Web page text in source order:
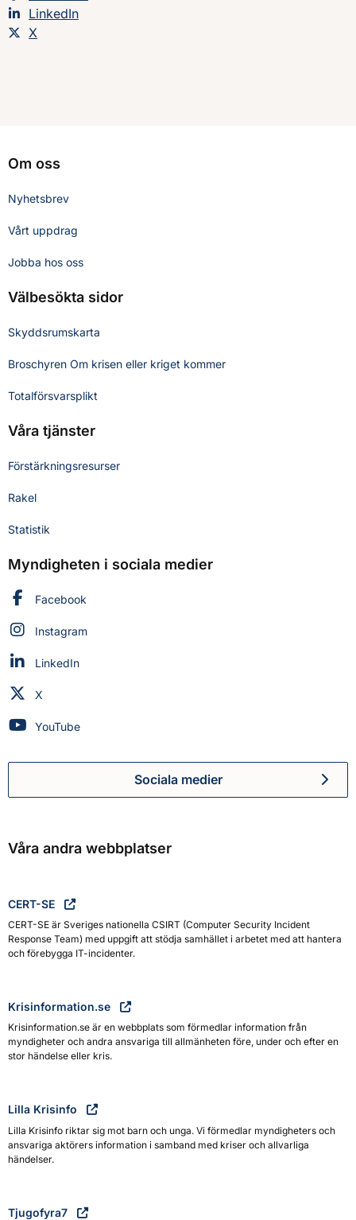
Dela sidan på
LinkedIn
Dela sidan på
X
Om oss
Nyhetsbrev
Vårt uppdrag
Jobba hos oss
Välbesökta sidor
Skyddsrumskarta
Broschyren Om krisen eller kriget kommer
Totalförsvarsplikt
Våra tjänster
Förstärkningsresurser
Rakel
Statistik
Myndigheten i sociala medier
Myndigheten för civilt försvar på
Facebook
Myndigheten för civilt försvar på
Instagram
Myndigheten för civilt försvar på
LinkedIn
Myndigheten för civilt försvar på
X
Myndigheten för civilt försvar på
YouTube
Myndigheten för civilt
Sociala medier
Våra andra webbplatser
CERT-SE
CERT-SE är Sveriges nationella CSIRT (Computer Security Incident
Response Team) med uppgift att stödja samhället i arbetet med att hantera
och förebygga IT-incidenter.
Krisinformation.se
Krisinformation.se är en webbplats som förmedlar information från
myndigheter och andra ansvariga till allmänheten före, under och efter en
stor händelse eller kris.
Lilla Krisinfo
Lilla Krisinfo riktar sig mot barn och unga. Vi förmedlar myndigheters och
ansvariga aktörers information i samband med kriser och allvarliga
händelser.
Tjugofyra7